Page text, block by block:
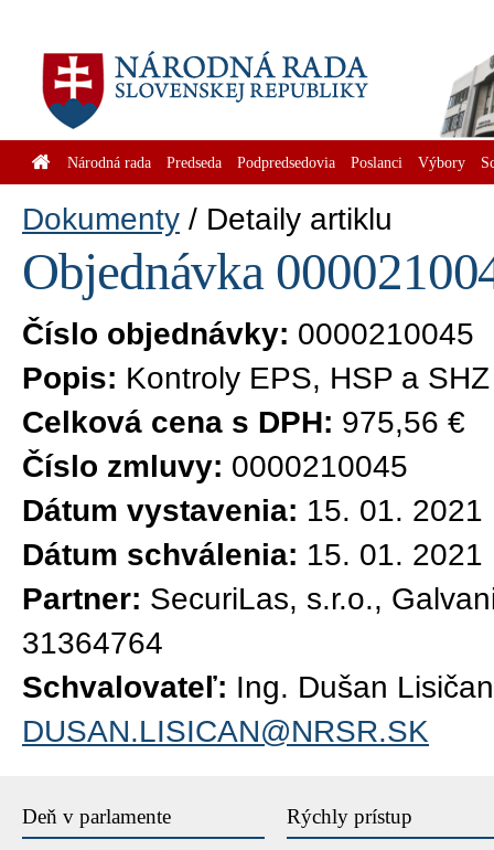
Národná rada Predseda Podpredsedovia Poslanci Výbory
Dokumenty Detaily artiklu
Objednávka
Číslo objednávky: 0000210045
Popis: Kontroly EPS, HSP a
Celková cena s DPH: 975,56 €
Číslo zmluvy: 0000210045
Dátum vystavenia: 15. 01. 2021
Dátum schválenia: 15. 01. 2021
Partner: SecuriLas, s.r.o.,
31364764
Schvalovateľ: Ing. Dušan
DUSAN.LISICAN@NRSR.SK
Deň v parlamente Rýchly prístup